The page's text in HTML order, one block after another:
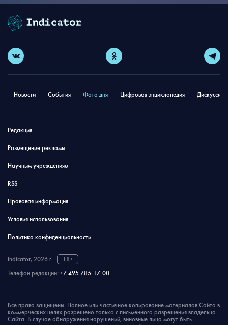
Новости События Фото дня Цифровая энциклопедия
Редакция
Размещение рекламы
Научным учреждениям
RSS
Правовая информация
Условия использования
Политика конфиденциальности
Indicator, 2026 г.
18+
Телефон редакции: +7 495 785-17-00
Все права защищены. Полное или частичное копирование материалов Сайта в
коммерческих целях разрешено только с письменного разрешения владельца
Сайта. В случае обнаружения нарушений, виновные лица могут быть